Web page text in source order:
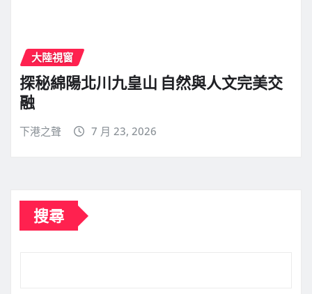
大陸視窗
探秘綿陽北川九皇山 自然與人文完美交
融
下港之聲 7 月 23, 2026
搜尋